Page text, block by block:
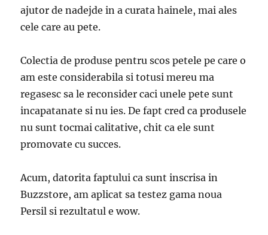
ajutor de nadejde in a curata hainele, mai ales
cele care au pete.
Colectia de produse pentru scos petele pe care o
am este considerabila si totusi mereu ma
regasesc sa le reconsider caci unele pete sunt
incapatanate si nu ies. De fapt cred ca produsele
nu sunt tocmai calitative, chit ca ele sunt
promovate cu succes.
Acum, datorita faptului ca sunt inscrisa in
Buzzstore, am aplicat sa testez gama noua
Persil si rezultatul e wow.